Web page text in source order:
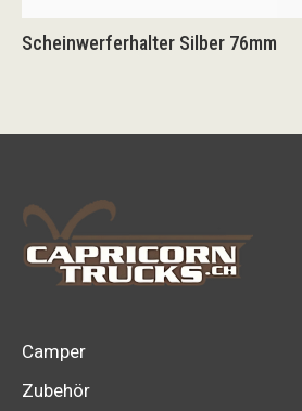
Scheinwerferhalter Silber 76mm
Camper
Zubehör